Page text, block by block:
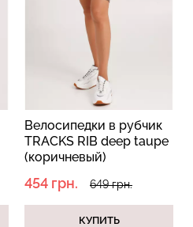
Бесшовные стринги
STRING BRIEFS COLOR
deep taupe
209 грн. 299 грн.
КУПИТЬ